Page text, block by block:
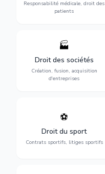
Responsabilité médicale, droit des
patients
indemnisation.
🏭
Droit des sociétés
Création, fusion, acquisition
d'entreprises
Structuration de votre
société : création, fusion-
acquisition, gouvernance et
restructuration.
⚽
Droit du sport
Contrats sportifs, litiges sportifs
Expertise en droit sportif :
transferts, sponsoring et
contentieux.